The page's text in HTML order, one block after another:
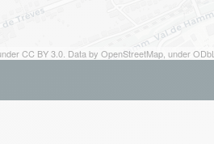
CC BY 3.0. Data by OpenStreetMap, under ODbL.